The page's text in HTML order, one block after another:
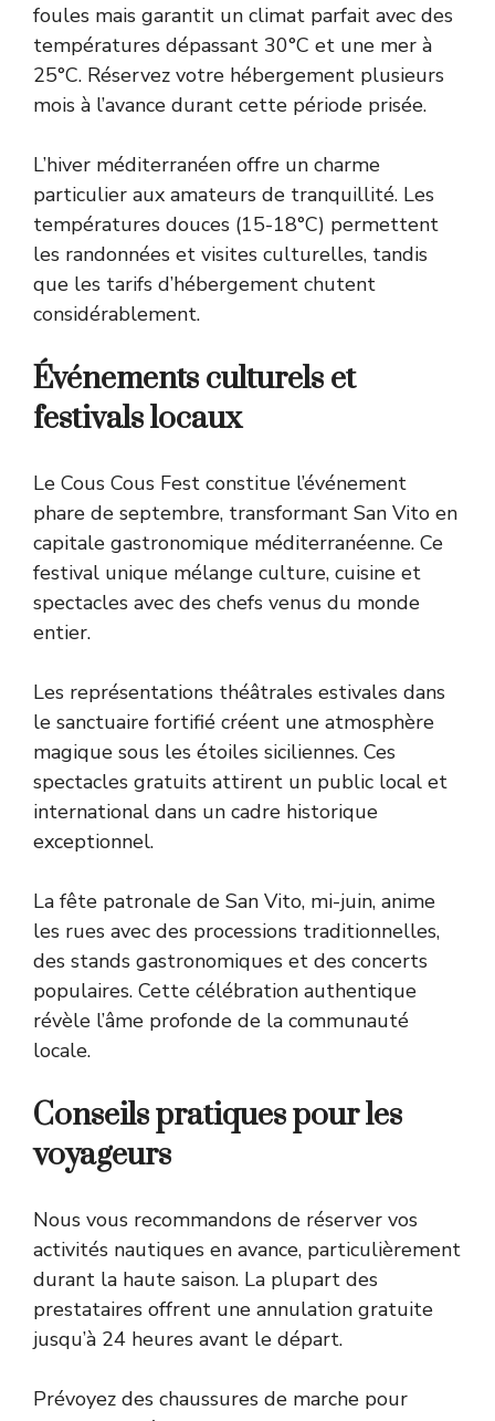
foules mais garantit un climat parfait avec des
températures dépassant 30°C et une mer à
25°C. Réservez votre hébergement plusieurs
mois à l’avance durant cette période prisée.
L’hiver méditerranéen offre un charme
particulier aux amateurs de tranquillité. Les
températures douces (15-18°C) permettent
les randonnées et visites culturelles, tandis
que les tarifs d’hébergement chutent
considérablement.
Événements culturels et
festivals locaux
Le Cous Cous Fest constitue l’événement
phare de septembre, transformant San Vito en
capitale gastronomique méditerranéenne. Ce
festival unique mélange culture, cuisine et
spectacles avec des chefs venus du monde
entier.
Les représentations théâtrales estivales dans
le sanctuaire fortifié créent une atmosphère
magique sous les étoiles siciliennes. Ces
spectacles gratuits attirent un public local et
international dans un cadre historique
exceptionnel.
La fête patronale de San Vito, mi-juin, anime
les rues avec des processions traditionnelles,
des stands gastronomiques et des concerts
populaires. Cette célébration authentique
révèle l’âme profonde de la communauté
locale.
Conseils pratiques pour les
voyageurs
Nous vous recommandons de réserver vos
activités nautiques en avance, particulièrement
durant la haute saison. La plupart des
prestataires offrent une annulation gratuite
jusqu’à 24 heures avant le départ.
Prévoyez des chaussures de marche pour